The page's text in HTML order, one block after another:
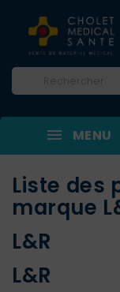
MENU
Liste des
marque
L&R
L&R